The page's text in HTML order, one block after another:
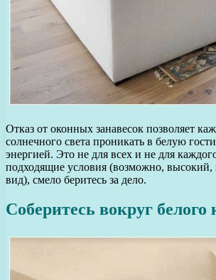
Отказ от оконных занавесок позволяет
солнечного света проникать в белую
энергией. Это не для всех и не для
подходящие условия (возможно, высокий,
вид), смело беритесь за дело.
Соберитесь вокруг белого